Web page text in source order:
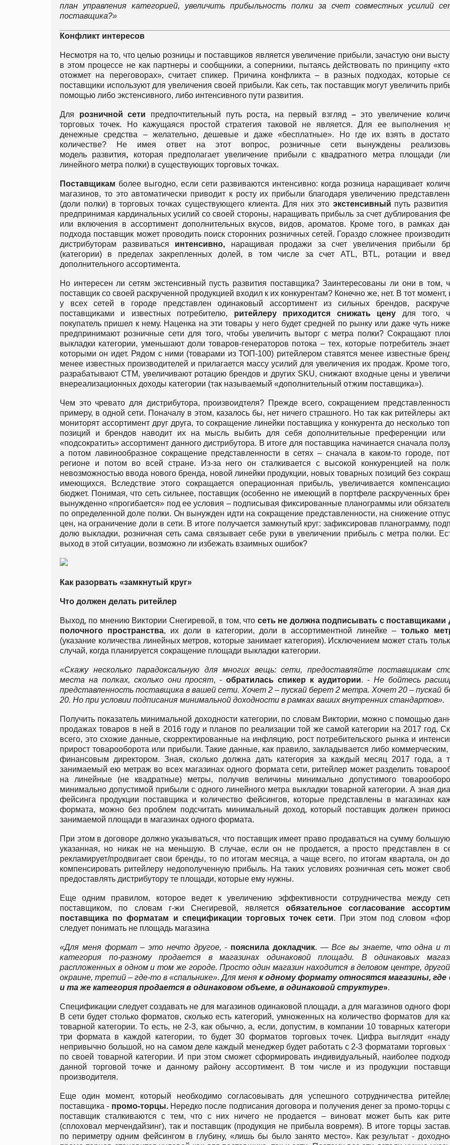
план управления категорией, увеличить прибыльность полки за счет совместных усилий
поставщика?»
Конфликт интересов
Несмотря на то, что целью розницы и поставщиков является увеличение прибыли, зачастую они
в этом процессе не как партнеры и сообщники, а соперники, пытаясь действовать по принципу «кто
отожмет на переговорах», считает спикер. Причина конфликта – в разных подходах, которые
поставщики используют для увеличения своей прибыли. Как сеть, так поставщик могут увеличить
помощью либо экстенсивного, либо интенсивного пути развития.
Для розничной сети предпочтительный путь роста, на первый взгляд –это увеличение
торговых точек. Но кажущаяся простой стратегия таковой не является. Для ее выполнения
денежные средства – желательно, дешевые и даже «бесплатные». Но где их взять в
количестве? Не имея ответ на этот вопрос, розничные сети вынуждены
модель развития,
которая предполагает увеличение прибыли с квадратного метра площади
линейного метра полки) в существующих торговых точках.
Поставщикам более выгодно, если сети развиваются интенсивно: когда розница наращивает
магазинов, то это автоматически приводит к росту их прибыли благодаря увеличению
(доли полки) в торговых точках существующего клиента. Для них это экстенсивный путь
предпринимая кардинальных усилий со своей стороны, наращивать прибыль за счет дублирования
или включения в ассортимент дополнительных вкусов, видов, ароматов. Кроме того, в рамках
подхода поставщик может проводить поиск сторонних розничных сетей. Гораздо сложнее
дистрибуторам развиваться интенсивно, наращивая продажи за счет увеличения прибыли
(категории) в пределах закрепленных долей, в том числе за счет ATL, BTL, ротации и
дополнительного ассортимента.
Но интересен ли сетям экстенсивный пусть развития поставщика? Заинтересованы ли они в том,
поставщик со своей раскрученной продукцией входил к их конкурентам? Конечно же, нет. В тот момент,
у всех сетей в городе представлен одинаковый ассортимент из сильных брендов,
поставщиками и известных потребителю, ритейлеру приходится снижать цену для того,
покупатель пришел к нему. Наценка на эти товары у него будет средней по рынку или даже чуть
предпринимают розничные сети для того, чтобы увеличить выторг с метра полки? Сокращают
выкладки категории, уменьшают доли товаров-генераторов потока – тех, которые потребитель
которыми он идет. Рядом с ними (товарами из ТОП-100) ритейлером ставятся менее известные
менее известных производителей и прилагается массу усилий для увеличения их продаж. Кроме того,
разрабатывают СТМ, увеличивают ротацию брендов и других SKU, снижают входные цены и
внереализационных доходы категории (так называемый «дополнительный отжим поставщика»).
Чем это чревато для дистрибутора, произвоидтеля? Прежде всего, сокращением
примеру, в одной сети. Поначалу в этом, казалось бы, нет ничего страшного. Но так как ритейлеры
мониторят ассортимент друг друга, то сокращение линейки поставщика у конкурента до несколько
позиций и брендов наводит их на мысль выбить для себя дополнительные преференции или
«подсократить» ассортимент данного дистрибутора. В итоге для поставщика начинается сначала
а потом лавинообразное сокращение представленности в сетях – сначала в каком-то городе,
регионе и потом во всей стране. Из-за него он сталкивается с высокой конкуренцией на
невозможностью ввода нового бренда, новой линейки продукции, новых товарных позиций без
имеющихся. Вследствие этого сокращается операционная прибыль, увеличивается
бюджет. Понимая, что сеть сильнее, поставщик (особенно не имеющий в портфеле раскрученных
вынужденно «прогибается» под ее условия – подписывая фиксированные планограммы или
по определенной доле полки. Он вынужден идти на сокращение представленности, на снижение
цен, на ограничение доли в сети. В итоге получается замкнутый круг: зафиксировав планограмму,
долю выкладки, розничная сеть сама связывает себе руки в увеличении прибыль с метра полки.
выход в этой ситуации, возможно ли избежать взаимных ошибок?
Как разорвать «замкнутый круг»
Что должен делать ритейлер
Выход, по мнению Виктории Снегиревой, в том, что сеть не должна подписывать с поставщиками
полочного пространства, их доли в категории, доли в ассортиментной линейке –только
(указание количества линейных метров, которые занимает категория). Исключением может стать
случай, когда планируется сокращение площади выкладки категории.
«Скажу несколько парадоксальную для многих вещь: сети, предоставляйте поставщикам
места на полках, сколько они просят, -обратилась спикер к аудитории. - Не бойтесь
представленность поставщика в вашей сети. Хочет 2 – пускай берет 2 метра. Хочет 20 – пускай
20. Но при условии подписания минимальной доходности в рамках ваших внутренних стандартов».
Получить показатель минимальной доходности категории, по словам Виктории, можно с помощью
продажах товаров в ней в 2016 году и планов по реализации той же самой категории на 2017 год.
всего, это схожие данные, скорректированные на инфляцию, рост потребительского рынка и
прирост товарооборота или прибыли. Такие данные, как правило, закладывается либо коммерческим,
финансовым директором. Зная, сколько должна дать категория за каждый месяц 2017 года, а
занимаемый ею метраж во всех магазинах одного формата сети, ритейлер может разделить
на линейные (не квадратные) метры, получив величины минимально допустимого
минимально допустимой прибыли с одного линейного метра выкладки товарной категории. А зная
фейсинга продукции поставщика и количество фейсингов, которые представлены в магазинах
формата, можно без проблем подсчитать минимальный доход, который поставщик должен
занимаемой площади в магазинах одного формата.
При этом в договоре должно указываться, что поставщик имеет право продаваться на сумму
указанная, но никак не на меньшую. В случае, если он не продается, а просто представлен в
рекламирует/продвигает свои бренды, то по итогам месяца, а чаще всего, по итогам квартала, он
компенсировать ритейлеру недополученную прибыль. На таких условиях розничная сеть может
предоставлять дистрибутору те площади, которые ему нужны.
Еще одним правилом, которое ведет к увеличению эффективности сотрудничества между
поставщиком, по словам г-жи Снегиревой, является обязательное согласование
поставщика по форматам и спецификации торговых точек сети. При этом под словом
следует понимать не площадь магазина
«Для меня формат – это нечто другое,- пояснила докладчик. —Все вы знаете, что одна и
категория по-разному продается в магазинах одинаковой площади. В одинаковых
распложенных в одном и том же городе. Просто один магазин находится в деловом центре,
окраине, третий – где-то в «спальнике». Для меняк одному формату относятся магазины, где
и та же категория продается в одинаковом объеме, в одинаковой структуре».
Спецификации следует создавать не для магазинов одинаковой площади, а для магазинов одного
В сети будет столько форматов, сколько есть категорий, умноженных на количество форматов для
товарной категории. То есть, не 2-3, как обычно, а, если, допустим, в компании 10 товарных
три формата в каждой категории, то будет 30 форматов торговых точек. Цифра выглядит
непривычно большой, но на самом деле каждый менеджер будет работать с 2-3 форматами торговых
по своей товарной категории. И при этом сможет сформировать индивидуальный, наиболее
данной торговой точке и данному району ассортимент. В том числе и из продукции
производителя.
Еще один момент, который необходимо согласовывать для успешного сотрудничества
поставщика - промо-торцы.Нередко после подписания договора и получения денег за промо-торцы
поставщик сталкиваются с тем, что с них ничего не продается – виноват может быть как
(сплоховал мерчендайзинг), так и поставщик (продукция не прибыла вовремя). В итоге торцы
по периметру одним фейсингом в глубину, «лишь бы было занято место». Как результат -